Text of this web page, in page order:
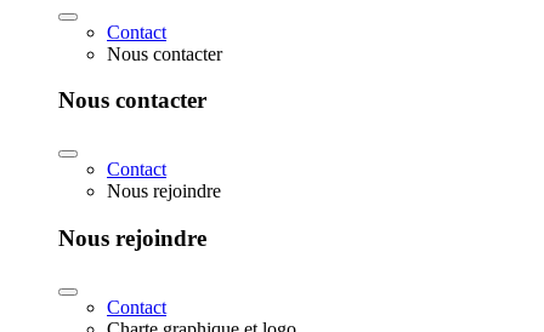
Contact
Nous contacter
Nous contacter
Contact
Nous rejoindre
Nous rejoindre
Contact